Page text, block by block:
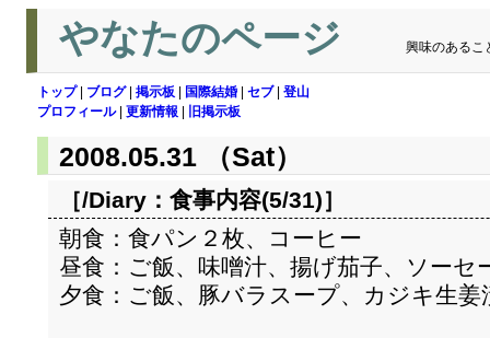
やなたのページ 興味のあるこ
トップ| ブログ| 掲示板 国際結婚 セブ| 登山
プロフィール| 更新情報 旧掲示板
2008.05.31 （Sat）
［/Diary： 食事内容(5/31)］
朝食：食パン２枚、コーヒー
昼食：ご飯、味噌汁、揚げ茄子、ソーセ
夕食：ご飯、豚バラスープ、カジキ生